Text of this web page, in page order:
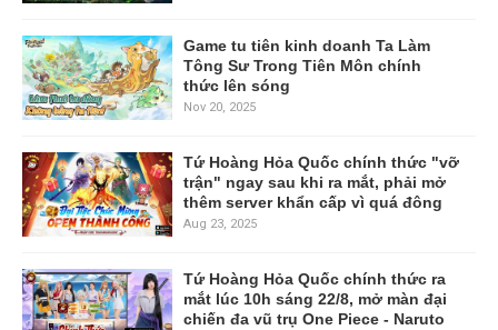
Game tu tiên kinh doanh Ta Làm
Tông Sư Trong Tiên Môn chính
thức lên sóng
Nov 20, 2025
Tứ Hoàng Hỏa Quốc chính thức "vỡ
trận" ngay sau khi ra mắt, phải mở
thêm server khẩn cấp vì quá đông
Aug 23, 2025
Tứ Hoàng Hỏa Quốc chính thức ra
mắt lúc 10h sáng 22/8, mở màn đại
chiến đa vũ trụ One Piece - Naruto